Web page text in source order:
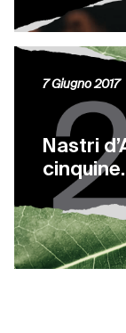
Nastri
cinquine.
7 Giugno 2017